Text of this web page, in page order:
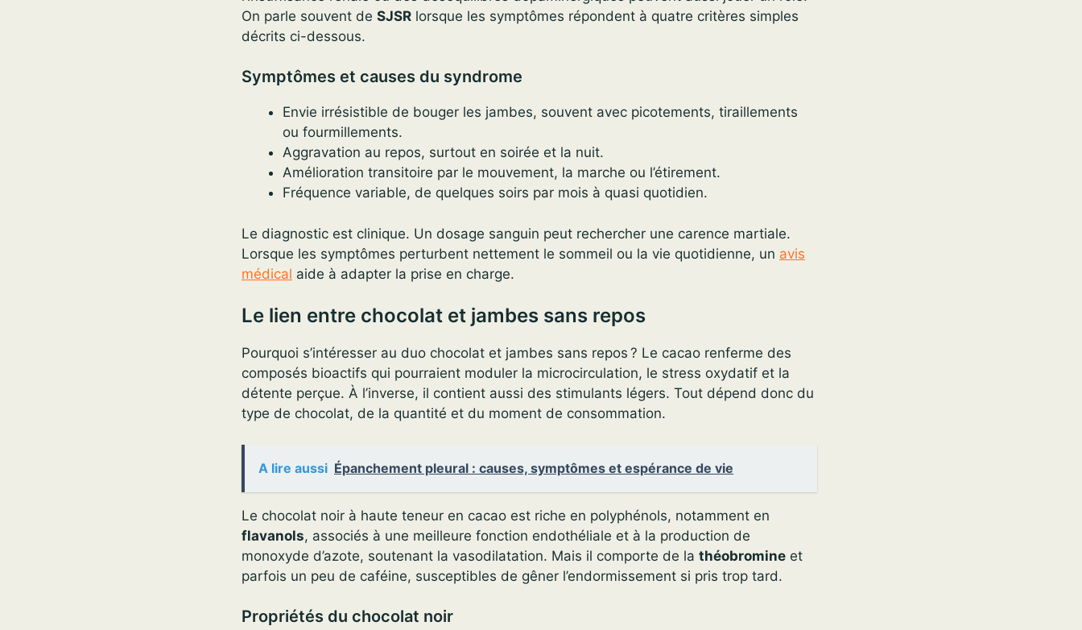
On parle souvent de SJSR lorsque les symptômes répondent à quatre critères simples
décrits ci-dessous.
Symptômes et causes du syndrome
Envie irrésistible de bouger les jambes, souvent avec picotements, tiraillements
ou fourmillements.
Aggravation au repos, surtout en soirée et la nuit.
Amélioration transitoire par le mouvement, la marche ou l’étirement.
Fréquence variable, de quelques soirs par mois à quasi quotidien.
Le diagnostic est clinique. Un dosage sanguin peut rechercher une carence martiale.
Lorsque les symptômes perturbent nettement le sommeil ou la vie quotidienne, un avis
médical aide à adapter la prise en charge.
Le lien entre chocolat et jambes sans repos
Pourquoi s’intéresser au duo chocolat et jambes sans repos ? Le cacao renferme des
composés bioactifs qui pourraient moduler la microcirculation, le stress oxydatif et la
détente perçue. À l’inverse, il contient aussi des stimulants légers. Tout dépend donc du
type de chocolat, de la quantité et du moment de consommation.
A lire aussi Épanchement pleural : causes, symptômes et espérance de vie
Le chocolat noir à haute teneur en cacao est riche en polyphénols, notamment en
flavanols, associés à une meilleure fonction endothéliale et à la production de
monoxyde d’azote, soutenant la vasodilatation. Mais il comporte de la théobromine et
parfois un peu de caféine, susceptibles de gêner l’endormissement si pris trop tard.
Propriétés du chocolat noir